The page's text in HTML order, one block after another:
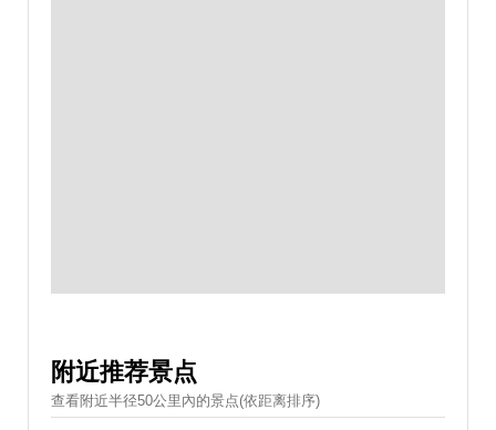
附近推荐景点
查看附近半径50公里內的景点(依距离排序)